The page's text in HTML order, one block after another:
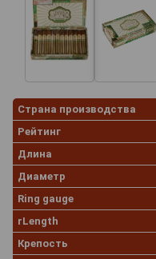
Страна производства
Рейтинг
Длина
Диаметр
Ring gauge
rLength
Крепость